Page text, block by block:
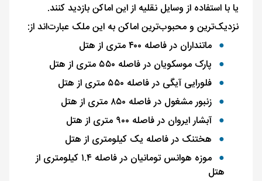
یا با استفاده از وسایل نقلیه از این اماکن بازدید کنند.
نزدیک‌ترین و محبوب‌ترین اماکن به این ملک عبارت‌اند از:
ماتنداران در فاصله ۴۰۰ متری از هتل
پارک موسکویان در فاصله ۵۵۰ متری از هتل
فلورایی آیگی در فاصله ۵۵۰ متری از هتل
زنبور مشغول در فاصله ۸۵۰ متری از هتل
آبشار ایروان در فاصله ۹۰۰ متری از هتل
هختنک در فاصله یک کیلومتری از هتل
موزه هوانس تومانیان در فاصله ۱.۴ کیلومتری از
هتل